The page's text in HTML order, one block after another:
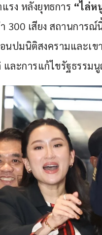
รง หลังยุทธการ “ไล่ห
300 เสียง สถานการ
นปมนิติสงครามและเ
ละการแก้ไขรัฐธรรม